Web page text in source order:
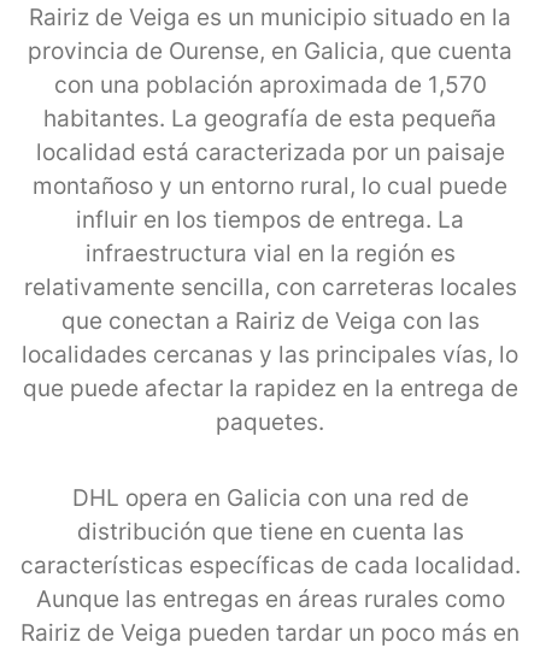
Rairiz de Veiga es un municipio situado en la
provincia de Ourense, en Galicia, que cuenta
con una población aproximada de 1,570
habitantes. La geografía de esta pequeña
localidad está caracterizada por un paisaje
montañoso y un entorno rural, lo cual puede
influir en los tiempos de entrega. La
infraestructura vial en la región es
relativamente sencilla, con carreteras locales
que conectan a Rairiz de Veiga con las
localidades cercanas y las principales vías, lo
que puede afectar la rapidez en la entrega de
paquetes.
DHL opera en Galicia con una red de
distribución que tiene en cuenta las
características específicas de cada localidad.
Aunque las entregas en áreas rurales como
Rairiz de Veiga pueden tardar un poco más en